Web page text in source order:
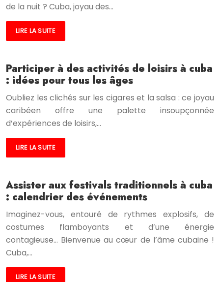
de la nuit ? Cuba, joyau des…
LIRE LA SUITE
Participer à des activités de loisirs à cuba
: idées pour tous les âges
Oubliez les clichés sur les cigares et la salsa : ce joyau
caribéen offre une palette insoupçonnée
d’expériences de loisirs,…
LIRE LA SUITE
Assister aux festivals traditionnels à cuba
: calendrier des événements
Imaginez-vous, entouré de rythmes explosifs, de
costumes flamboyants et d’une énergie
contagieuse… Bienvenue au cœur de l’âme cubaine !
Cuba,…
LIRE LA SUITE